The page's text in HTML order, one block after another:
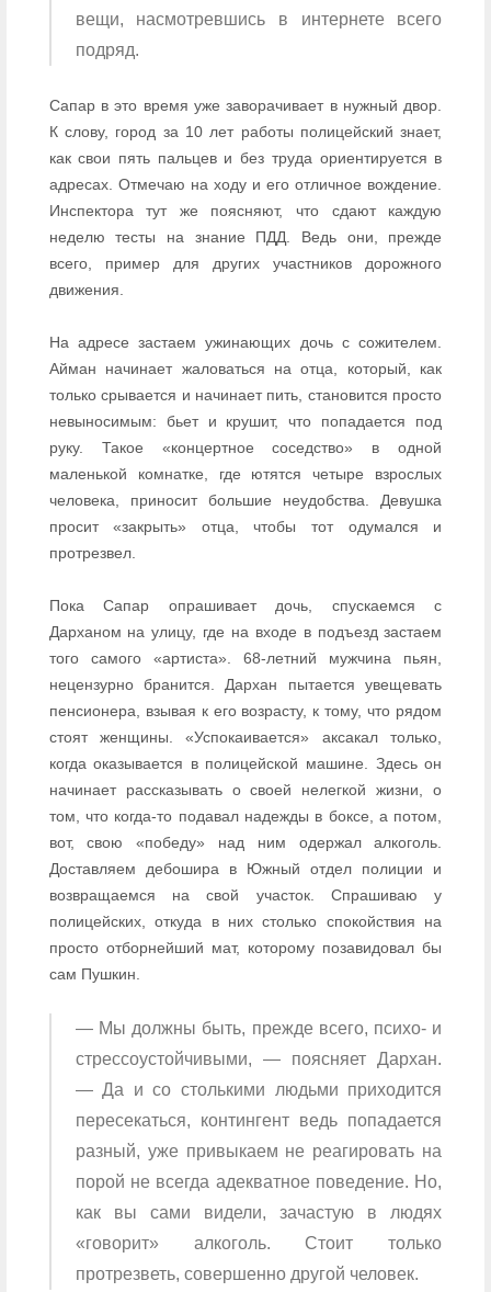
вещи, насмотревшись в интернете всего
подряд.
Сапар в это время уже заворачивает в нужный двор.
К слову, город за 10 лет работы полицейский знает,
как свои пять пальцев и без труда ориентируется в
адресах. Отмечаю на ходу и его отличное вождение.
Инспектора тут же поясняют, что сдают каждую
неделю тесты на знание ПДД. Ведь они, прежде
всего, пример для других участников дорожного
движения.
На адресе застаем ужинающих дочь с сожителем.
Айман начинает жаловаться на отца, который, как
только срывается и начинает пить, становится просто
невыносимым: бьет и крушит, что попадается под
руку. Такое «концертное соседство» в одной
маленькой комнатке, где ютятся четыре взрослых
человека, приносит большие неудобства. Девушка
просит «закрыть» отца, чтобы тот одумался и
протрезвел.
Пока Сапар опрашивает дочь, спускаемся с
Дарханом на улицу, где на входе в подъезд застаем
того самого «артиста». 68-летний мужчина пьян,
нецензурно бранится. Дархан пытается увещевать
пенсионера, взывая к его возрасту, к тому, что рядом
стоят женщины. «Успокаивается» аксакал только,
когда оказывается в полицейской машине. Здесь он
начинает рассказывать о своей нелегкой жизни, о
том, что когда-то подавал надежды в боксе, а потом,
вот, свою «победу» над ним одержал алкоголь.
Доставляем дебошира в Южный отдел полиции и
возвращаемся на свой участок. Спрашиваю у
полицейских, откуда в них столько спокойствия на
просто отборнейший мат, которому позавидовал бы
сам Пушкин.
— Мы должны быть, прежде всего, психо- и
стрессоустойчивыми, — поясняет Дархан.
— Да и со столькими людьми приходится
пересекаться, контингент ведь попадается
разный, уже привыкаем не реагировать на
порой не всегда адекватное поведение. Но,
как вы сами видели, зачастую в людях
«говорит» алкоголь. Стоит только
протрезветь, совершенно другой человек.